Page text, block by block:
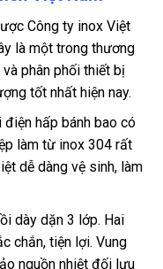
Công ty inox Việt
là một trong thương
phân phối thiết bị
tốt nhất hiện nay.
điện hấp bánh bao có
làm từ inox 304 rất
dễ dàng vệ sinh, làm
dày dặn 3 lớp. Hai
chắn, tiện lợi. Vung
nguồn nhiệt đối lưu